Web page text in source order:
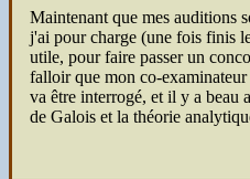
Maintenant que mes auditions
j'ai pour charge (une fois finis
utile, pour faire passer un
falloir que mon co-
va être interrogé, et il y a beau
de Galois et la théorie